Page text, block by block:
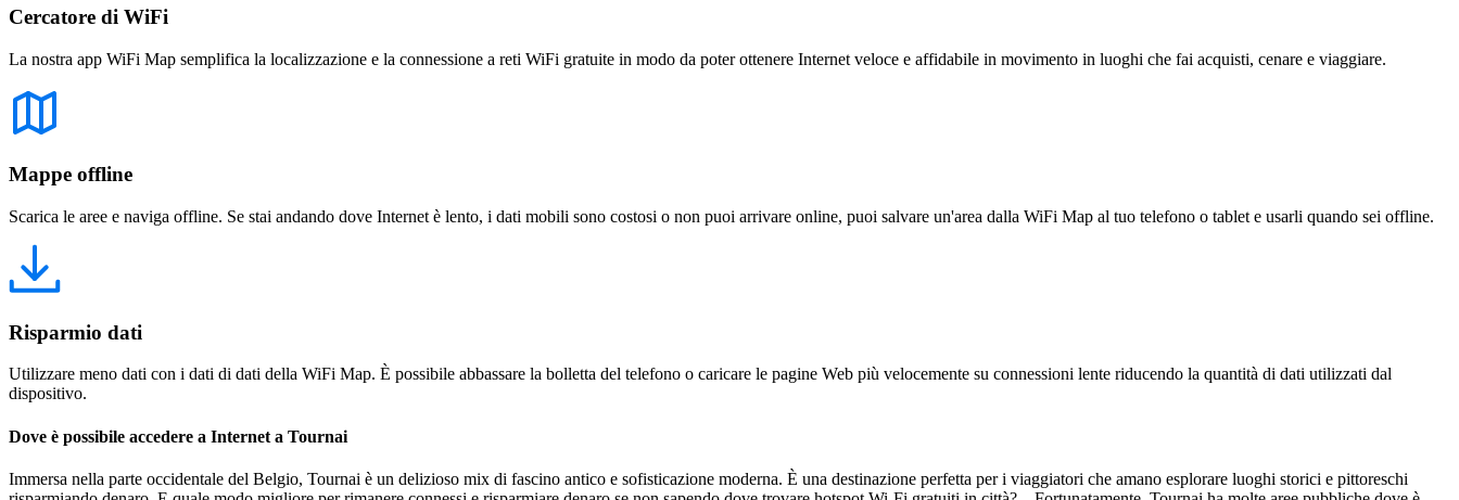
Cercatore di WiFi
La nostra app WiFi Map semplifica la localizzazione e la connessione a reti WiFi gratuite in modo da poter ottenere Internet veloce e affidabile in movimento in luoghi che fai acquisti, cenare e viaggiare.
Mappe offline
Scarica le aree e naviga offline. Se stai andando dove Internet è lento, i dati mobili sono costosi o non puoi arrivare online, puoi salvare un'area dalla WiFi Map al tuo telefono o tablet e usarli quando sei offline.
Risparmio dati
Utilizzare meno dati con i dati di dati della WiFi Map. È possibile abbassare la bolletta del telefono o caricare le pagine Web più velocemente su connessioni lente riducendo la quantità di dati utilizzati dal
dispositivo.
Dove è possibile accedere a Internet a Tournai
Immersa nella parte occidentale del Belgio, Tournai è un delizioso mix di fascino antico e sofisticazione moderna. È una destinazione perfetta per i viaggiatori che amano esplorare luoghi storici e pittoreschi